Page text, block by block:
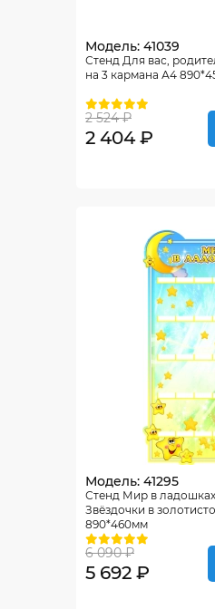
Модель: 41039
Стенд Для вас,
на 3 кармана А4
2 524 ₽
2 404 ₽
Модель: 41295
Стенд Мир в
Звёздочки в
890*460мм
6 090 ₽
5 692 ₽